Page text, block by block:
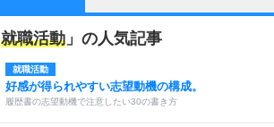
就職活動 」の人気記事
就職活動
好感が得られやすい志望動機の構成。
履歴書の志望動機で注意したい30の書き方